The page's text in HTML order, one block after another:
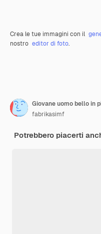
Crea le tue immagini con il
nostro editor di foto.
Giovane uomo bello in
fabrikasimf
Potrebbero piacerti